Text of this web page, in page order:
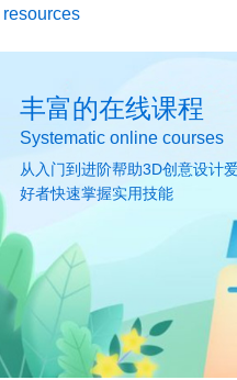
丰富的在线课程
Systematic online courses
从入门到进阶帮助3D创意设计
好者快速掌握实用技能